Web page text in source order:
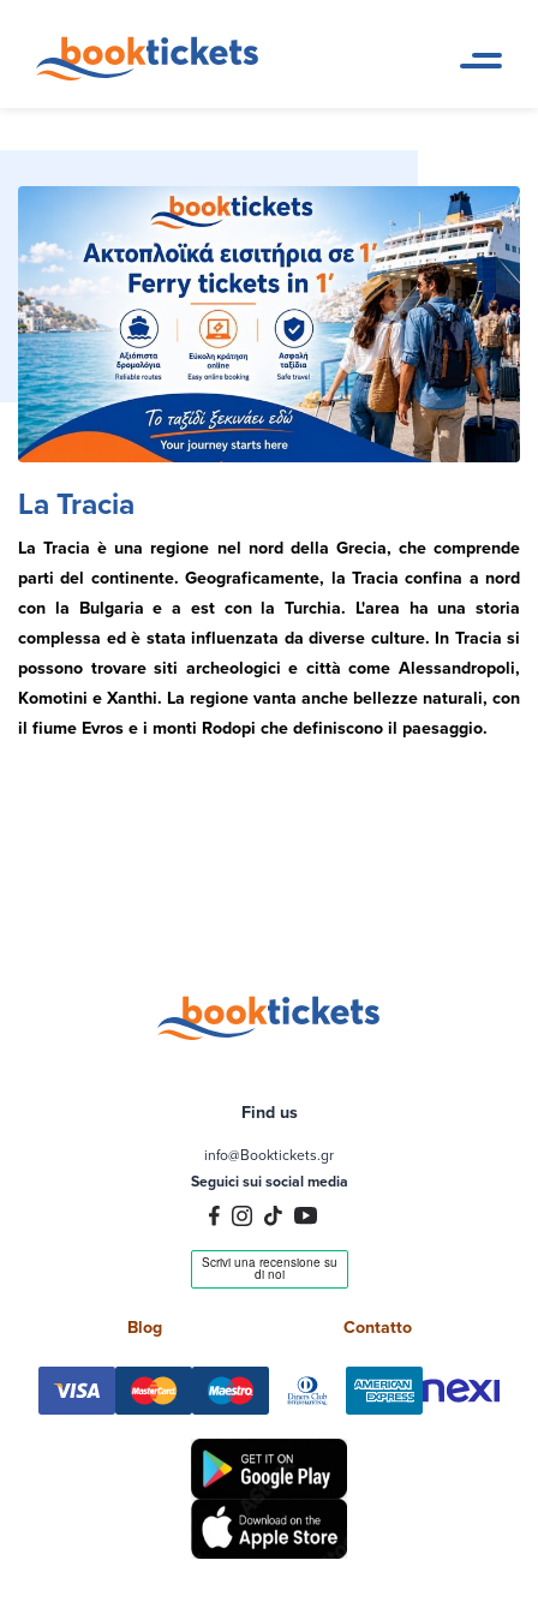
La Tracia
La Tracia è una regione nel nord della Grecia, che comprende
parti del continente. Geograficamente, la Tracia confina a nord
con la Bulgaria e a est con la Turchia. L'area ha una storia
complessa ed è stata influenzata da diverse culture. In Tracia si
possono trovare siti archeologici e città come Alessandropoli,
Komotini e Xanthi. La regione vanta anche bellezze naturali, con
il fiume Evros e i monti Rodopi che definiscono il paesaggio.
Find us
info@Booktickets.gr
Seguici sui social media
Blog Contatto